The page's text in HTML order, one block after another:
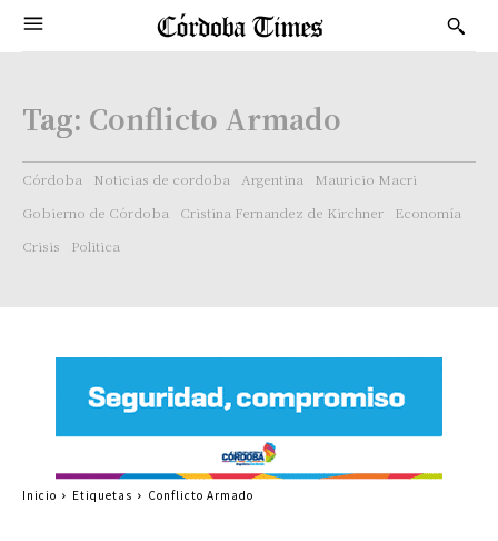
Tag: Conflicto Armado
Córdoba Noticias de cordoba Argentina
Mauricio Macri
Gobierno de Córdoba
Cristina Fernandez de Kirchner
Economía
Crisis
Politica
Inicio Etiquetas Conflicto Armado